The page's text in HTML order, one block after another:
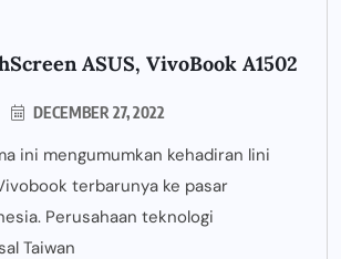
ASUS, VivoBook A1502
DECEMBER 27, 2022
ini mengumumkan kehadiran lini
terbarunya ke pasar
Perusahaan teknologi
Taiwan